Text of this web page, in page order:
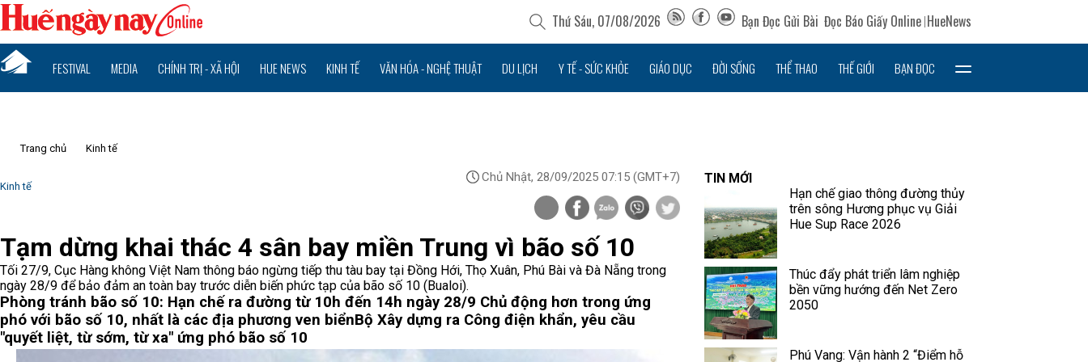
Thứ Sáu, 07/08/2026 Bạn Đọc Gửi Bài Đọc Báo Giấy Online HueNews
FESTIVAL MEDIA CHÍNH TRỊ - XÃ HỘI HUE NEWS KINH TẾ VĂN HÓA - NGHỆ THUẬT DU LỊCH Y TẾ - SỨC KHỎE GIÁO DỤC ĐỜI SỐNG THỂ THAO THẾ GIỚI BẠN ĐỌC
Trang chủ Kinh tế
Kinh tế
Chủ Nhật, 28/09/2025 07:15 (GMT+7)
Tạm dừng khai thác 4 sân bay miền Trung vì bão số 10
Tối 27/9, Cục Hàng không Việt Nam thông báo ngừng tiếp thu tàu bay tại Đồng Hới, Thọ Xuân, Phú Bài và Đà Nẵng trong
ngày 28/9 để bảo đảm an toàn bay trước diễn biến phức tạp của bão số 10 (Bualoi).
Phòng tránh bão số 10: Hạn chế ra đường từ 10h đến 14h ngày 28/9 Chủ động hơn trong ứng
phó với bão số 10, nhất là các địa phương ven biểnBộ Xây dựng ra Công điện khẩn, yêu cầu
"quyết liệt, từ sớm, từ xa" ứng phó bão số 10
TIN MỚI
Hạn chế giao thông đường thủy
trên sông Hương phục vụ Giải
Hue Sup Race 2026
Thúc đẩy phát triển lâm nghiệp
bền vững hướng đến Net Zero
2050
Phú Vang: Vận hành 2 “Điểm hỗ